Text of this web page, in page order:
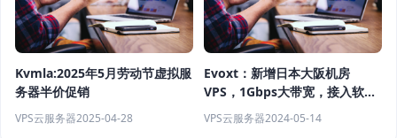
Kvmla:2025年5月劳动节虚拟服
务器半价促销
VPS云服务器2025-04-28
Evoxt：新增日本大阪机房
VPS，1Gbps大带宽，接入软银
线路，另可选香港/马来西亚/德
国/英国/美国，月付$2.99起
VPS云服务器2024-05-14